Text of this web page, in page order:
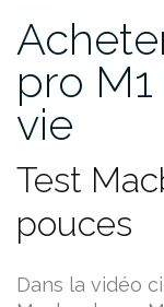
pro
vie
Test
pouces
Dans la vidéo